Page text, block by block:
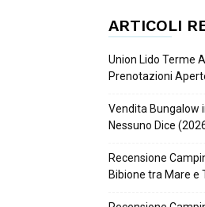
ARTICOLI
Union Lido Terme
Prenotazioni
Vendita Bungalow
Nessuno Dice
Recensione
Bibione tra Mare e